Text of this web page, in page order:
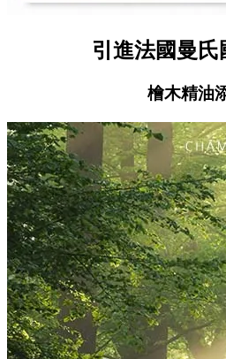
引進法國曼氏
檜木精油